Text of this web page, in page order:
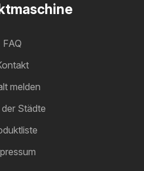
FAQ
melden
Städte